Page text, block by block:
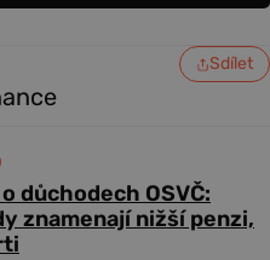
Sdílet
důchodech OSVČ:
znamenají nižší penzi,